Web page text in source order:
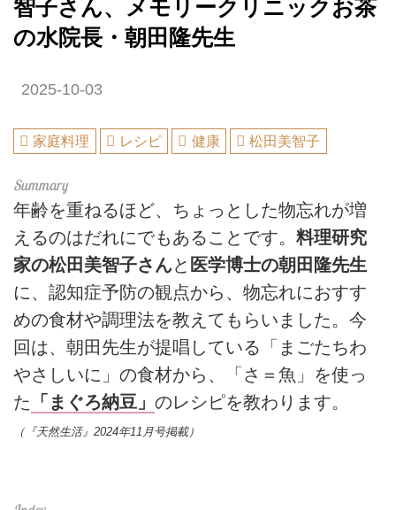
智子さん、メモリークリニックお茶
の水院長・朝田隆先生
2025-10-03
家庭料理 レシピ 健康 松田美智子
年齢を重ねるほど、ちょっとした物忘れが増
えるのはだれにでもあることです。 料理研究
家の松田美智子さんと 医学博士の朝田隆先生
に、認知症予防の観点から、物忘れにおすす
めの食材や調理法を教えてもらいました。今
回は、朝田先生が提唱している「まごたちわ
やさしいに」の食材から、「さ＝魚」を使っ
た 「まぐろ納豆」 のレシピを教わります。
（『天然生活』2024年11月号掲載）